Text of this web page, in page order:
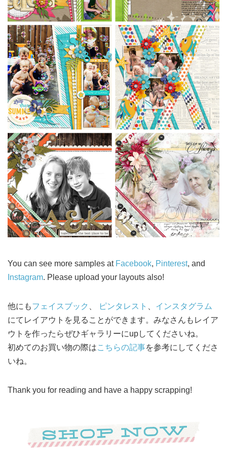
You can see more samples at Facebook, Pinterest, and
Instagram. Please upload your layouts also!
他にもフェイスブック 、 ピンタレスト 、 インスタグラム
にてレイアウトを見ることができます。みなさんもレイア
ウトを作ったらぜひギャラリーにupしてくださいね。
初めてのお買い物の際はこちらの記事を参考にしてくださ
いね。
Thank you for reading and have a happy scrapping!